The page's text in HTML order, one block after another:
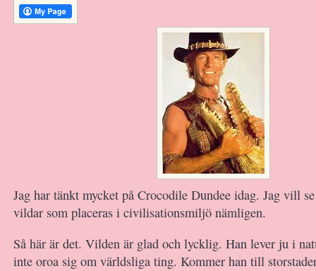
Jag har tänkt mycket på Crocodile Dundee idag. Jag vill
vildar som placeras i civilisationsmiljö nämligen.
Så här är det. Vilden är glad och lycklig. Han lever ju i
inte oroa sig om världsliga ting. Kommer han till